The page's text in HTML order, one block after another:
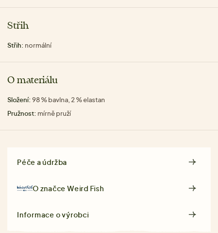
Střih
Střih: normální
O materiálu
Složení: 98 % bavlna, 2 % elastan
Pružnost: mírně pruží
Péče a údržba
O značceWeird Fish
Informace o výrobci